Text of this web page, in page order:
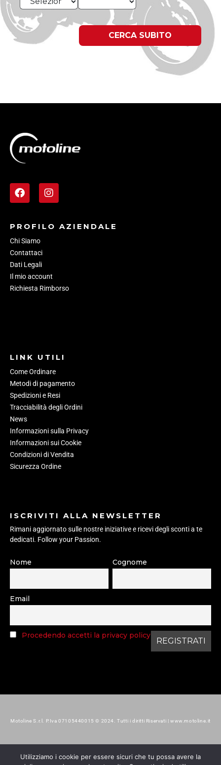
PROFILO AZIENDALE
Chi Siamo
Contattaci
Dati Legali
Il mio account
Richiesta Rimborso
LINK UTILI
Come Ordinare
Metodi di pagamento
Spedizioni e Resi
Tracciabilità degli Ordini
News
Informazioni sulla Privacy
Informazioni sui Cookie
Condizioni di Vendita
Sicurezza Ordine
ISCRIVITI ALLA NEWSLETTER
Rimani aggiornato sulle nostre iniziative e ricevi degli sconti a te
dedicati. Follow your Passion.
Nome Cognome
Email
Procedendo accetti la privacy policy
Motoline S.r.l. P.Iva 07105440015 © 2024. Tutti i diritti Riservati | www.motoline.it
Utilizziamo i cookie per essere sicuri che tu possa avere la